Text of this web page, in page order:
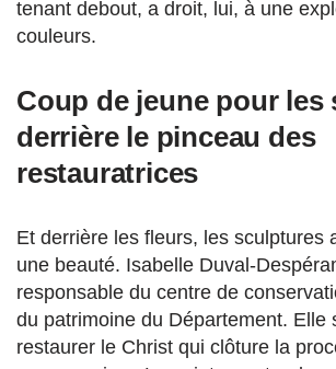
tenant debout, a droit, lui, à une
couleurs.
Coup de jeune pour les
derrière le pinceau des
restauratrices
Et derrière les fleurs, les sculptures
une beauté. Isabelle Duval-
responsable du centre de
du patrimoine du Département. Elle
restaurer le Christ qui clôture la